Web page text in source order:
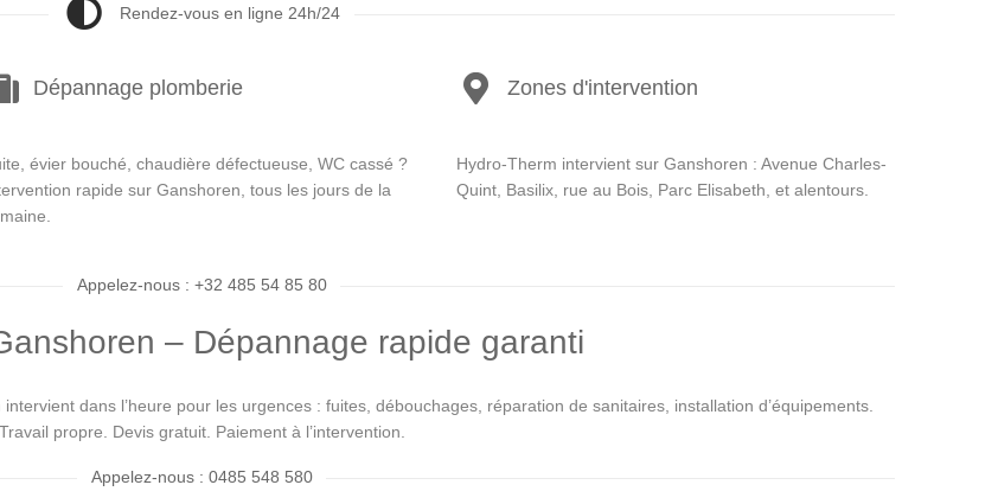
Rendez-vous en ligne 24h/24
Dépannage plomberie
évier bouché, chaudière défectueuse, WC cassé ?
rapide sur Ganshoren, tous les jours de la
Zones d'intervention
Hydro-Therm intervient sur Ganshoren : Avenue Charles-
Quint, Basilix, rue au Bois, Parc Elisabeth, et alentours.
Appelez-nous : +32 485 54 85 80
– Dépannage rapide garanti
dans l’heure pour les urgences : fuites, débouchages, réparation de sanitaires, installation d’équipements.
Travail propre. Devis gratuit. Paiement à l’intervention.
Appelez-nous : 0485 548 580